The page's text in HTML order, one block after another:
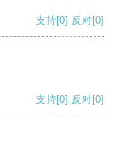
支持[0] 反对[0]
支持[0] 反对[0]